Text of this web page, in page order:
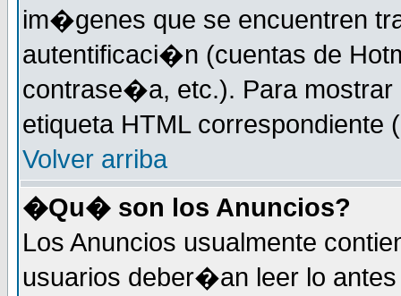
im�genes que se encuentren
autentificaci�n (cuentas de
contrase�a, etc.). Para mostrar
etiqueta HTML correspondiente
Volver arriba
�Qu� son los Anuncios?
Los Anuncios usualmente
usuarios deber�an leer lo